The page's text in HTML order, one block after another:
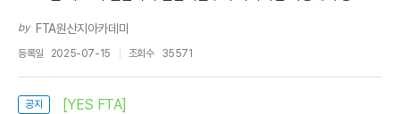
by FTA원산지아카데미
등록일 2025-07-15 조회수 35571
공지
[YES FTA]